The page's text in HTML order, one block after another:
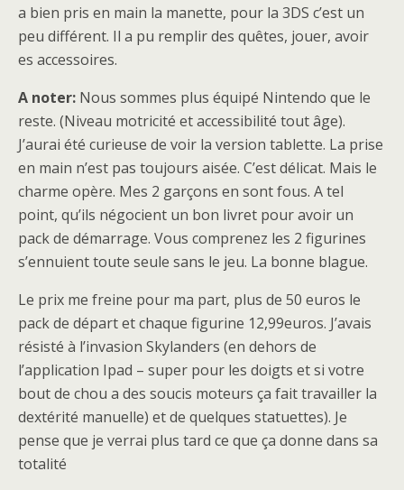
a bien pris en main la manette, pour la 3DS c’est un
peu différent. Il a pu remplir des quêtes, jouer, avoir
es accessoires.
A noter: Nous sommes plus équipé Nintendo que le
reste. (Niveau motricité et accessibilité tout âge).
J’aurai été curieuse de voir la version tablette. La prise
en main n’est pas toujours aisée. C’est délicat. Mais le
charme opère. Mes 2 garçons en sont fous. A tel
point, qu’ils négocient un bon livret pour avoir un
pack de démarrage. Vous comprenez les 2 figurines
s’ennuient toute seule sans le jeu. La bonne blague.
Le prix me freine pour ma part, plus de 50 euros le
pack de départ et chaque figurine 12,99euros. J’avais
résisté à l’invasion Skylanders (en dehors de
l’application Ipad – super pour les doigts et si votre
bout de chou a des soucis moteurs ça fait travailler la
dextérité manuelle) et de quelques statuettes). Je
pense que je verrai plus tard ce que ça donne dans sa
totalité